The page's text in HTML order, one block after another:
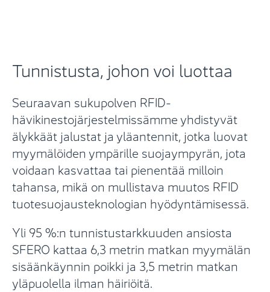
Tunnistusta, johon voi luottaa
Seuraavan sukupolven RFID-
hävikinestojärjestelmissämme yhdistyvät
älykkäät jalustat ja yläantennit, jotka luovat
myymälöiden ympärille suojaympyrän, jota
voidaan kasvattaa tai pienentää milloin
tahansa, mikä on mullistava muutos RFID
tuotesuojausteknologian hyödyntämisessä.
Yli 95 %:n tunnistustarkkuuden ansiosta
SFERO kattaa 6,3 metrin matkan myymälän
sisäänkäynnin poikki ja 3,5 metrin matkan
yläpuolella ilman häiriöitä.